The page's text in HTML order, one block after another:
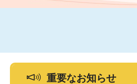
重要なお知らせ